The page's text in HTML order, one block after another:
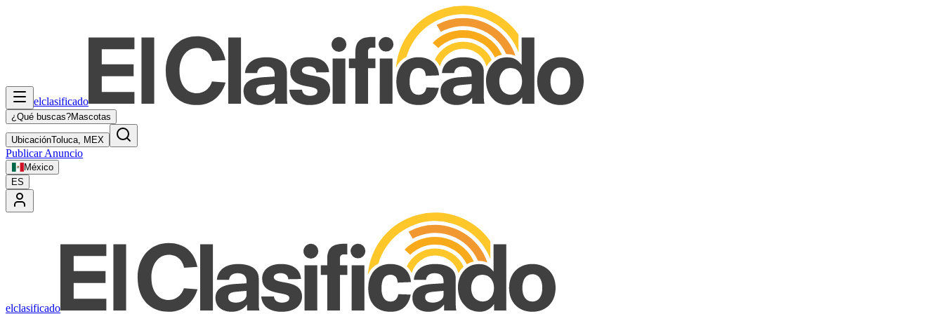
elclasificado
¿Qué buscas?Mascotas
UbicaciónToluca, MEX
Publicar Anuncio
México
ES
elclasificado